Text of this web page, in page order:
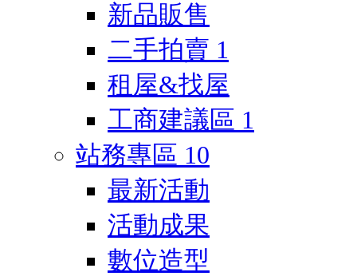
新品販售
二手拍賣 1
租屋&找屋
工商建議區 1
站務專區 10
最新活動
活動成果
數位造型